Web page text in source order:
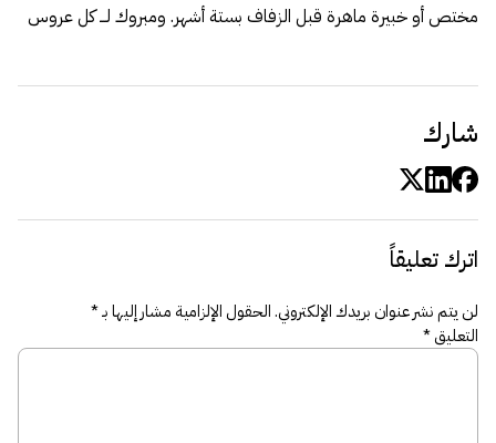
مختص أو خبيرة ماهرة قبل الزفاف بستة أشهر. ومبروك لـــ كل عروس
شارك
اترك تعليقاً
لن يتم نشر عنوان بريدك الإلكتروني.الحقول الإلزامية مشار إليها بـ*
التعليق*